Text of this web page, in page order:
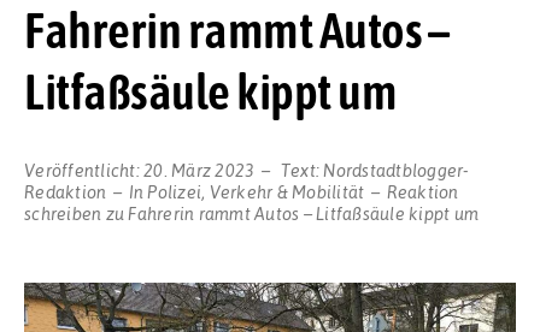
Fahrerin rammt Autos –
Litfaßsäule kippt um
Veröffentlicht:20. März 2023 Text: Nordstadtblogger-
Redaktion
InPolizei, Verkehr & Mobilität
Reaktion
schreiben zu Fahrerin rammt Autos – Litfaßsäule kippt um